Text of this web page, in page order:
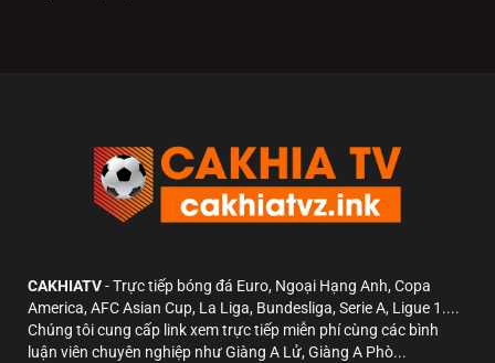
CAKHIATV- Trực tiếp bóng đá Euro, Ngoại Hạng Anh, Copa
America, AFC Asian Cup, La Liga, Bundesliga, Serie A, Ligue 1....
Chúng tôi cung cấp link xem trực tiếp miễn phí cùng các bình
luận viên chuyên nghiệp như Giàng A Lử, Giàng A Phò...